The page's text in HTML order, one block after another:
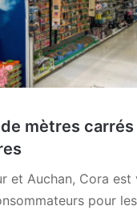
mètres
et Auchan, Cora est
pour